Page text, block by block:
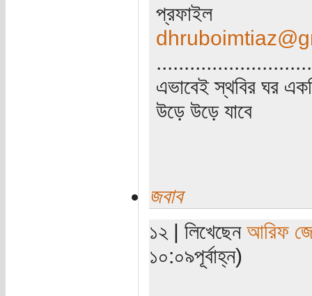
প্রফাইল
এভাবেই স্থবির ঘর
উড়ে উড়ে যাবে
জবাব
১২ | লিখেছেন আরিফ
১০:০৯পূর্বাহ্ন)